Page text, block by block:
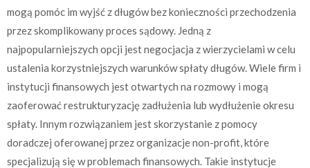
mogą pomóc im wyjść z długów bez konieczności przechodzenia
przez skomplikowany proces sądowy. Jedną z
najpopularniejszych opcji jest negocjacja z wierzycielami w celu
ustalenia korzystniejszych warunków spłaty długów. Wiele firm i
instytucji finansowych jest otwartych na rozmowy i mogą
zaoferować restrukturyzację zadłużenia lub wydłużenie okresu
spłaty. Innym rozwiązaniem jest skorzystanie z pomocy
doradczej oferowanej przez organizacje non-profit, które
specjalizują się w problemach finansowych. Takie instytucje